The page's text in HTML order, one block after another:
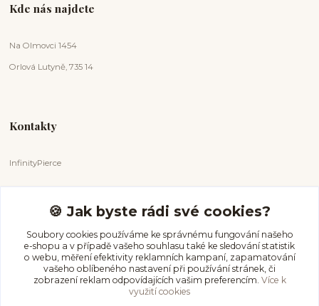
Kde nás najdete
Na Olmovci 1454
Orlová Lutyně, 735 14
Kontakty
InfinityPierce
+420 731 681 038
(Po-Ne, 9-18 hod.)
info@infinitypierce.cz
🍪 Jak byste rádi své cookies?
Soubory cookies používáme ke správnému fungování našeho
e-shopu a v případě vašeho souhlasu také ke sledování statistik
o webu, měření efektivity reklamních kampaní, zapamatování
vašeho oblíbeného nastavení při používání stránek, či
zobrazení reklam odpovídajících vašim preferencím. Více k
využití cookies